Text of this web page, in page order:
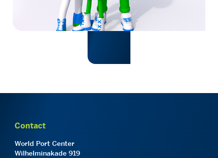
Contact
World Port Center
Wilhelminakade 919